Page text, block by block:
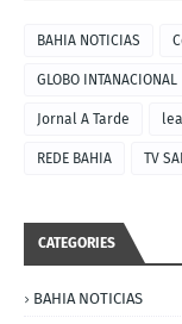
BAHIA NOTICIAS
GLOBO INTANACIONAL
Jornal A Tarde
REDE BAHIA TV
CATEGORIES
BAHIA NOTICIAS